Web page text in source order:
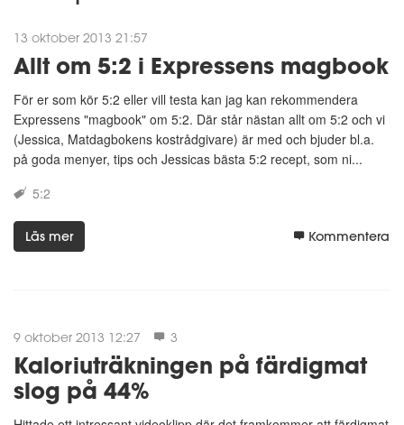
Lamb."
13 oktober 2013 21:57
Allt om 5:2 i Expressens magbook
För er som kör 5:2 eller vill testa kan jag kan rekommendera
Expressens "magbook" om 5:2. Där står nästan allt om 5:2 och vi
(Jessica, Matdagbokens kostrådgivare) är med och bjuder bl.a.
på goda menyer, tips och Jessicas bästa 5:2 recept, som ni...
5:2
Läs mer Kommentera
9 oktober 2013 12:27 3
Kaloriuträkningen på färdigmat
slog på 44%